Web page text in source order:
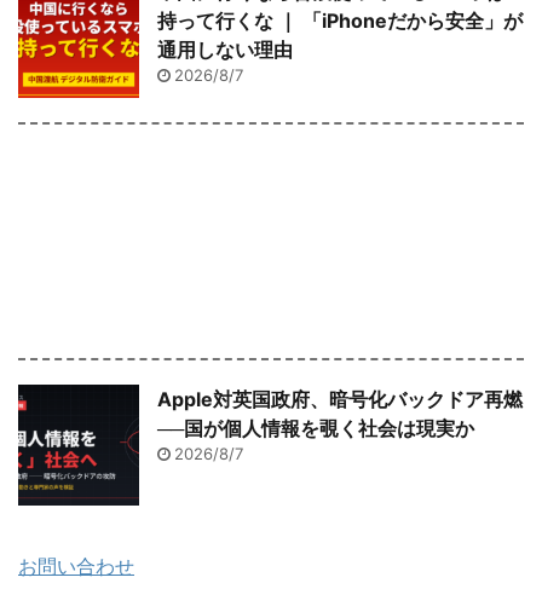
持って行くな ｜ 「iPhoneだから安全」が
通用しない理由
2026/8/7
Apple対英国政府、暗号化バックドア再燃
──国が個人情報を覗く社会は現実か
2026/8/7
お問い合わせ